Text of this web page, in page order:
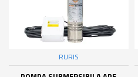
RURIS